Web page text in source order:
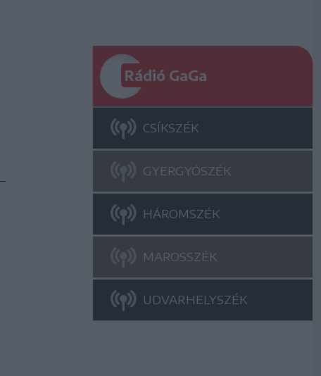
Rádió GaGa
CSÍKSZÉK
GYERGYÓSZÉK
HÁROMSZÉK
MAROSSZÉK
UDVARHELYSZÉK